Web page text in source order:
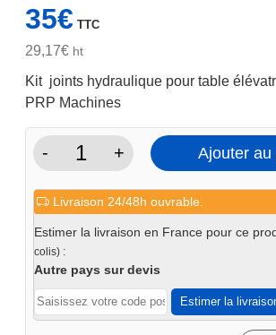
35€ TTC
29,17€ht
Kit joints hydraulique pour table
PRP Machines
-
quantité
Pochette
d'entretien
hydraulique
Pont
élévateur
+ Ajouter au
Livraison 24/48h ouvrable.
Estimer la livraison en France pour ce
colis) :
Autre pays sur devis
Estimer la